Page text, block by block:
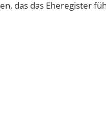
das das Eheregister